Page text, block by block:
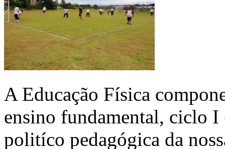
A Educação Física
ensino fundamental, ciclo I
politíco pedagógica da